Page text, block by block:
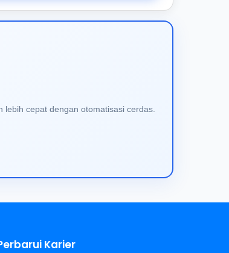
cepat dengan otomatisasi cerdas.
Karier